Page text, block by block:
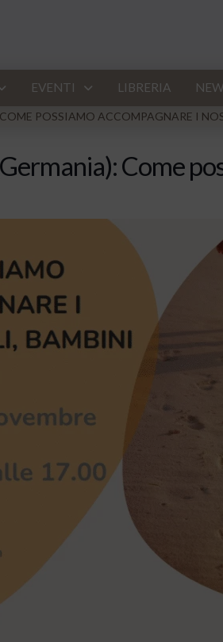
EVENTI LIBRERIA
POSSIAMO ACCOMPAGNARE I
Come